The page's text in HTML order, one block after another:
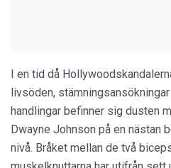
I en tid då
livsöden,
handlingar befinner sig dusten
Dwayne Johnson på en nästan
nivå. Bråket mellan de två